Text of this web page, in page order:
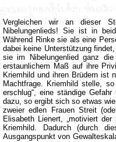
Vergleichen wir an dieser
Nibelungenlieds! Sie ist in
Während Rinke sie als eine
dabei keine Unterstützung
sie im Nibelungenlied ganz
erstaunlichem Maß auf ihre
Kriemhild und ihren Brüdern ist
Machtfrage. Kriemhild stelle,
erschlug“, eine ständige
dazu, so ergibt sich so etwas
zweier edlen Frauen Streit
Elisabeth Lienert, „motiviert
Kriemhild. Dadurch (durch
Ausgangspunkt von